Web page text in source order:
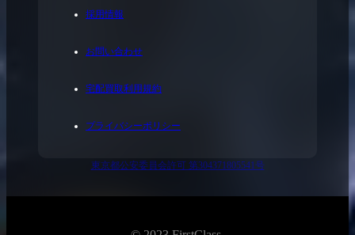
採用情報
お問い合わせ
宅配買取利用規約
プライバシーポリシー
東京都公安委員会許可 第304371805541号